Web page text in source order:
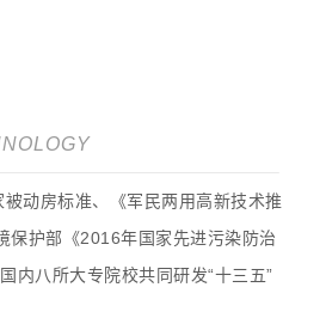
动房标准、《军民两用高新技术推
保护部《2016年国家先进污染防治
内八所大专院校共同研发“十三五”